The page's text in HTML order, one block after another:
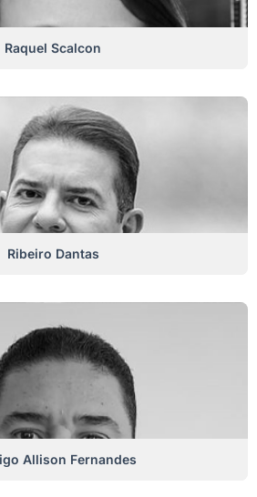
Raquel Scalcon
Ribeiro Dantas
Allison Fernandes